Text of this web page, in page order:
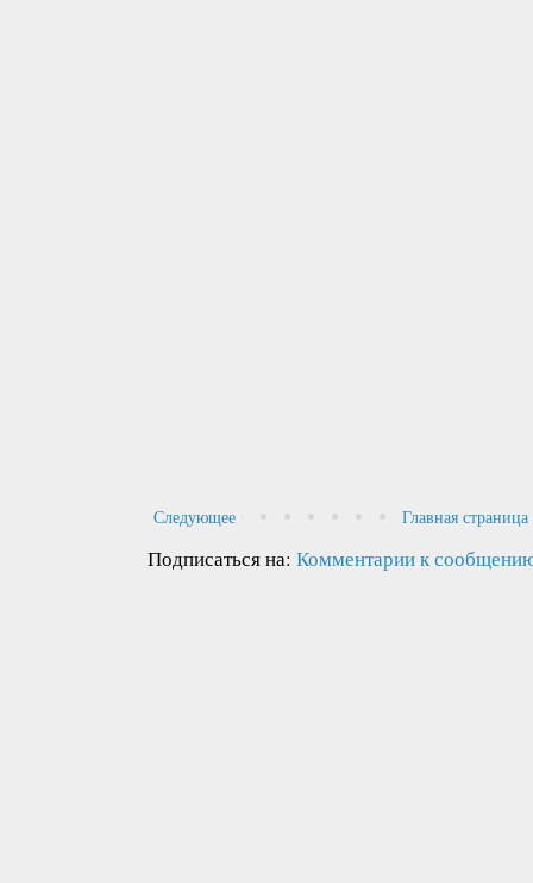
Следующее Главная страница
Подписаться на: Комментарии к